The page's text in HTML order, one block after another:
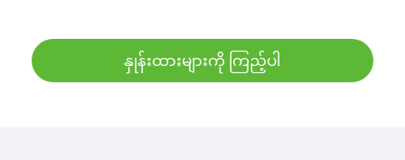
နှုန်းထားများကို ကြည့်ပါ